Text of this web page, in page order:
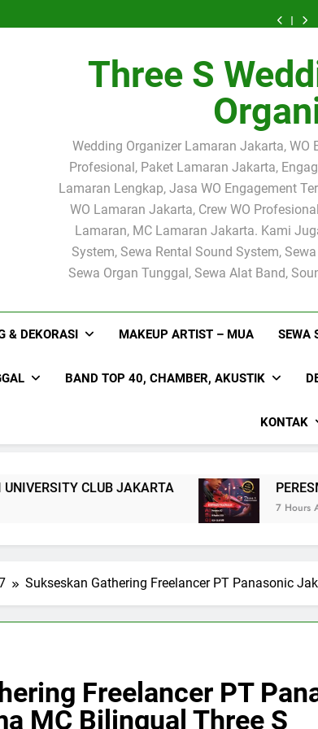
&
–
DI
INI
–
|
–
–
|
dan
Three S
Wedding Organizer Lamaran Jakarta, WO
Profesional, Paket Lamaran Jakarta,
Lamaran Lengkap, Jasa WO Engagement
WO Lamaran Jakarta, Crew WO
Lamaran, MC Lamaran Jakarta. Kami
System, Sewa Rental Sound System,
Sewa Organ Tunggal, Sewa Alat Band,
& DEKORASI MAKEUP ARTIST – MUA SEWA
BAND TOP 40, CHAMBER, AKUSTIK
KONTAK
PERESMIAN UCJ HARI INI
7 Hours Ago
Sukseskan Gathering Freelancer PT Panasonic
Freelancer PT
MC Bilingual Three S